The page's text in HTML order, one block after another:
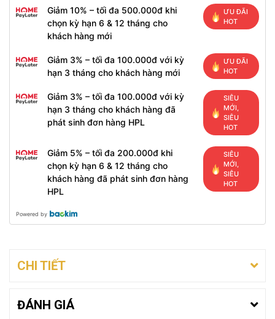
Giảm 10% – tối đa 500.000đ khi
chọn kỳ hạn 6 & 12 tháng cho
khách hàng mới
ƯU ĐÃI
HOT
Giảm 3% – tối đa 100.000đ với kỳ
hạn 3 tháng cho khách hàng mới
ƯU ĐÃI
HOT
Giảm 3% – tối đa 100.000đ với kỳ
hạn 3 tháng cho khách hàng đã
phát sinh đơn hàng HPL
SIÊU
MỚI,
SIÊU
HOT
Giảm 5% – tối đa 200.000đ khi
chọn kỳ hạn 6 & 12 tháng cho
khách hàng đã phát sinh đơn hàng
HPL
SIÊU
MỚI,
SIÊU
HOT
Powered by
CHI TIẾT
ĐÁNH GIÁ